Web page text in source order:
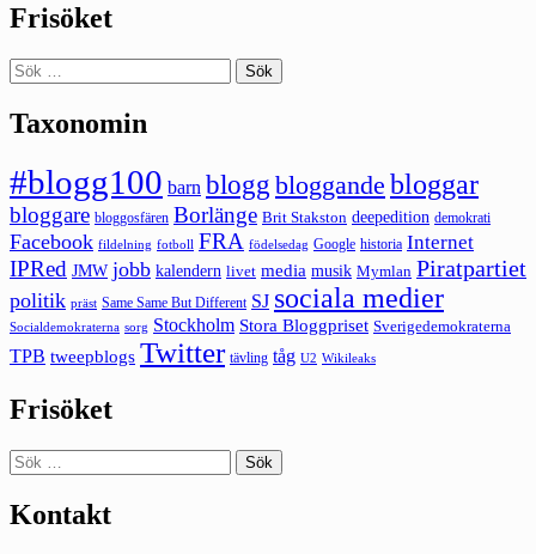
Frisöket
Sök
efter:
Taxonomin
#blogg100 barn blogg bloggande bloggar
bloggare bloggosfären Borlänge Brit Stakston deepedition demokrati
Facebook fildelning fotboll FRA födelsedag Google historia Internet
IPRed JMW jobb kalendern livet media musik Mymlan Piratpartiet
politik präst Same Same But Different SJ sociala medier
Socialdemokraterna sorg Stockholm Stora Bloggpriset Sverigedemokraterna
TPB tweepblogs Twitter tävling tåg U2 Wikileaks
Frisöket
Sök
efter:
Kontakt